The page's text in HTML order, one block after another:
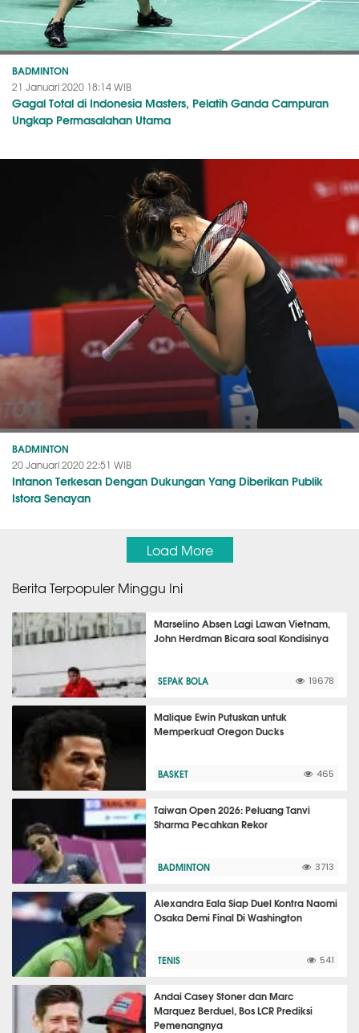
BADMINTON
21 Januari 2020 18:14 WIB
Gagal Total di Indonesia Masters, Pelatih Ganda Campuran
Ungkap Permasalahan Utama
BADMINTON
20 Januari 2020 22:51 WIB
Intanon Terkesan Dengan Dukungan Yang Diberikan Publik
Istora Senayan
Load More
Berita Terpopuler Minggu Ini
Marselino Absen Lagi Lawan Vietnam,
John Herdman Bicara soal Kondisinya
SEPAK BOLA 19678
Malique Ewin Putuskan untuk
Memperkuat Oregon Ducks
BASKET 465
Taiwan Open 2026: Peluang Tanvi
Sharma Pecahkan Rekor
BADMINTON 3713
Alexandra Eala Siap Duel Kontra Naomi
Osaka Demi Final Di Washington
TENIS 541
Andai Casey Stoner dan Marc
Marquez Berduel, Bos LCR Prediksi
Pemenangnya